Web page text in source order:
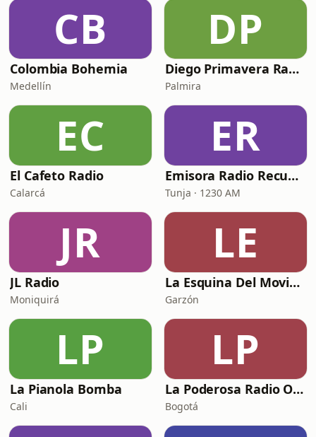
CB
Colombia Bohemia
Medellín
DP
Diego Primavera Radio
Palmira
EC
El Cafeto Radio
Calarcá
ER
Emisora Radio Recuerdos
Tunja · 1230 AM
JR
JL Radio
Moniquirá
LE
La Esquina Del Movimiento
Garzón
LP
La Pianola Bomba
Cali
LP
La Poderosa Radio Online Boleros
Bogotá